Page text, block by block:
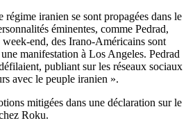
régime iranien se sont propagées dans le
éminentes, comme Pedrad,
end, des Irano-Américains sont
manifestation à Los Angeles. Pedrad
publiant sur les réseaux sociaux
avec le peuple iranien ».
mitigées dans une déclaration sur le
Roku.